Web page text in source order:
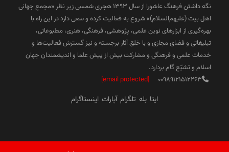
نگه داشتن فرهنگ عاشورا از سال ۱۳۹۳ هجری شمسی زیر نظر «مجمع جهانی
اهل بیت (علیهم‌السلام)» شروع به فعالیت کرده و سعی دارد در این راه با
بهره‌گیری از ابزارهای نوین علمی، پژوهشی، فرهنگی، هنری، مطبوعاتی،
تبلیغاتی و فضای مجازی و با خلق آثار برجسته و نیز گسترش فعالیت‌ها و
خدمات علمی و فرهنگی و مشارکت بیش از پیش علما و اندیشمندان جهان
اسلام و تشیّع گام بردارد.
00989121512263
[email protected]
ایتا بله تلگرام آپارات اینستاگرام